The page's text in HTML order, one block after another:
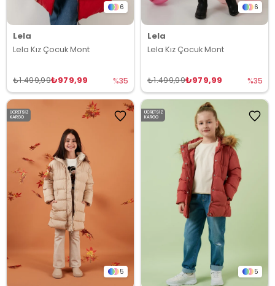
6
Lela
Lela Kız Çocuk Mont
₺979,99
₺1.499,99 %35
6
Lela
Lela Kız Çocuk Mont
₺979,99
₺1.499,99 %35
5
ÜCRETSIZ
KARGO
5
ÜCRETSIZ
KARGO